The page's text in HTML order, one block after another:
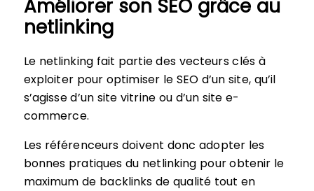
Améliorer son SEO grâce au
netlinking
Le netlinking fait partie des vecteurs clés à
exploiter pour optimiser le SEO d’un site, qu’il
s’agisse d’un site vitrine ou d’un site e-
commerce.
Les référenceurs doivent donc adopter les
bonnes pratiques du netlinking pour obtenir le
maximum de backlinks de qualité tout en